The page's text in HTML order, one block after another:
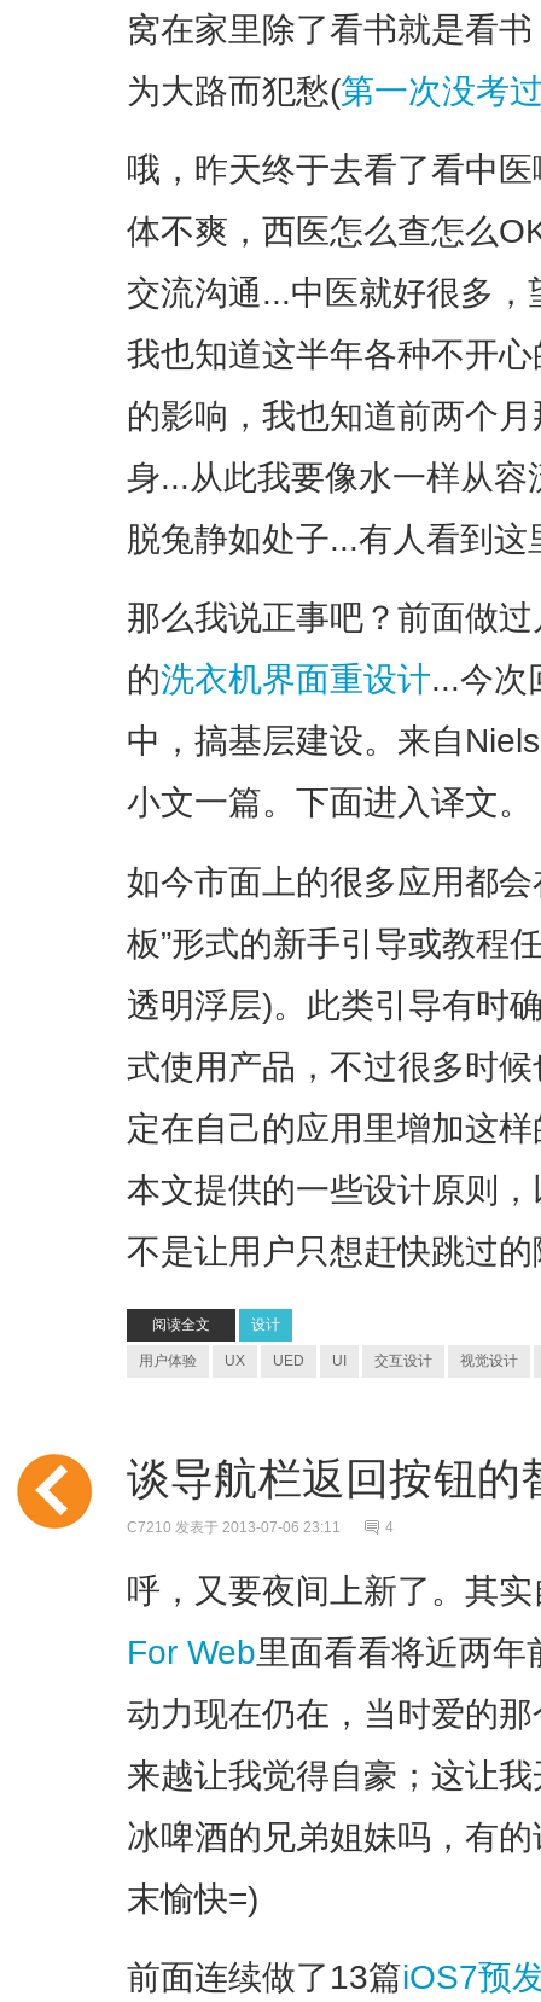
窝在家里除了看书就是看
为大路而犯愁(第一次没考
哦，昨天终于去看了看中
体不爽，西医怎么查怎么
交流沟通...中医就好很多
我也知道这半年各种不开
的影响，我也知道前两个
身...从此我要像水一样从
脱兔静如处子...有人看到
那么我说正事吧？前面做
的洗衣机界面重设计...今次
中，搞基层建设。来自
小文一篇。下面进入译文。
如今市面上的很多应用都
板”形式的新手引导或教程
透明浮层)。此类引导有时
式使用产品，不过很多时
定在自己的应用里增加这
本文提供的一些设计原则
不是让用户只想赶快跳过
阅读全文 设计
用户体验 UX UED UI 交互设计 视觉设计
谈导航栏返回按钮
C7210 发表于 2013-07-06 23:11 4
呼，又要夜间上新了。其
For Web里面看看将近两
动力现在仍在，当时爱的
来越让我觉得自豪；这让
冰啤酒的兄弟姐妹吗，有
末愉快=)
前面连续做了13篇iOS7预